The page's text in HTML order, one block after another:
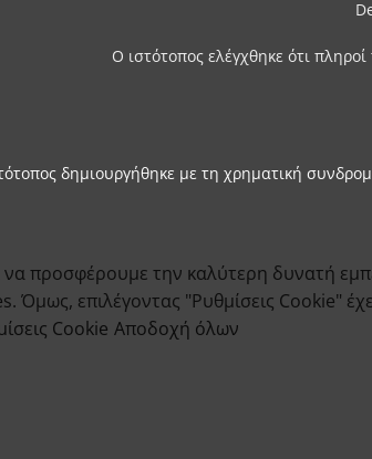
Ο ιστότοπος ελέγχθηκε ότι
δημιουργήθηκε με τη χρηματική
προσφέρουμε την καλύτερη δυνατή
επιλέγοντας "Ρυθμίσεις Cookie"
Cookie Αποδοχή όλων